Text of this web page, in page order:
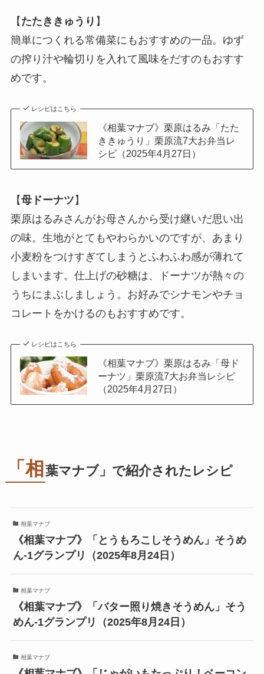
【 たたききゅうり 】
簡単につくれる常備菜にもおすすめの一品。ゆず
の搾り汁や輪切りを入れて風味をだすのもおすす
めです。
レシピはこちら
《相葉マナブ》栗原はるみ「たた
ききゅうり」栗原流7大お弁当レ
シピ（2025年4月27日）
【母ドーナツ 】
栗原はるみさんがお母さんから受け継いだ思い出
の味。生地がとてもやわらかいのですが、あまり
小麦粉をつけすぎてしまうとふわふわ感が薄れて
しまいます。仕上げの砂糖は、ドーナツが熱々の
うちにまぶしましょう。お好みでシナモンやチョ
コレートをかけるのもおすすめです。
レシピはこちら
《相葉マナブ》栗原はるみ「母ド
ーナツ」栗原流7大お弁当レシピ
（2025年4月27日）
「相葉マナブ」で紹介されたレシピ
相葉マナブ
《相葉マナブ》「とうもろこしそうめん」そうめ
ん-1グランプリ（2025年8月24日）
相葉マナブ
《相葉マナブ》「バター照り焼きそうめん」そう
めん-1グランプリ（2025年8月24日）
相葉マナブ